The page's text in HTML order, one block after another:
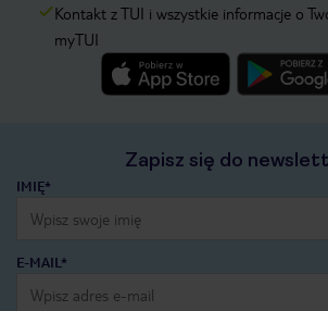
Kontakt z TUI i wszystkie informacje o
myTUI
Zapisz się do
IMIĘ*
E-MAIL*